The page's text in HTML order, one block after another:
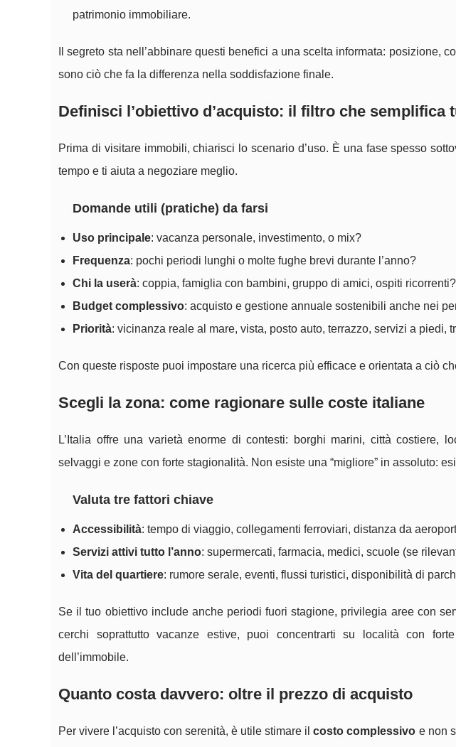
patrimonio immobiliare.
Il segreto sta nell’abbinare questi benefici a una scelta informata: posizione,
sono ciò che fa la differenza nella soddisfazione finale.
Definisci l’obiettivo d’acquisto: il filtro che semplifica
Prima di visitare immobili, chiarisci lo scenario d’uso. È una fase spesso
tempo e ti aiuta a negoziare meglio.
Domande utili (pratiche) da farsi
Uso principale: vacanza personale, investimento, o mix?
Frequenza: pochi periodi lunghi o molte fughe brevi durante l’anno?
Chi la userà: coppia, famiglia con bambini, gruppo di amici, ospiti ricorrenti?
Budget complessivo: acquisto e gestione annuale sostenibili anche nei
Priorità: vicinanza reale al mare, vista, posto auto, terrazzo, servizi a piedi,
Con queste risposte puoi impostare una ricerca più efficace e orientata a ciò
Scegli la zona: come ragionare sulle coste italiane
L’Italia offre una varietà enorme di contesti: borghi marini, città costiere,
selvaggi e zone con forte stagionalità. Non esiste una “migliore” in assoluto:
Valuta tre fattori chiave
Accessibilità: tempo di viaggio, collegamenti ferroviari, distanza da
Servizi attivi tutto l’anno: supermercati, farmacia, medici, scuole (se
Vita del quartiere: rumore serale, eventi, flussi turistici, disponibilità di
Se il tuo obiettivo include anche periodi fuori stagione, privilegia aree con
cerchi soprattutto vacanze estive, puoi concentrarti su località con
dell’immobile.
Quanto costa davvero: oltre il prezzo di acquisto
Per vivere l’acquisto con serenità, è utile stimare ilcosto complessivo e non